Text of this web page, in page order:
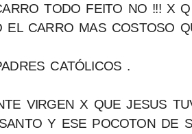
TODO FEITO NO !!! X
CARRO MAS COSTOSO
CATÓLICOS .
VIRGEN X QUE JESUS
Y ESE POCOTON DE